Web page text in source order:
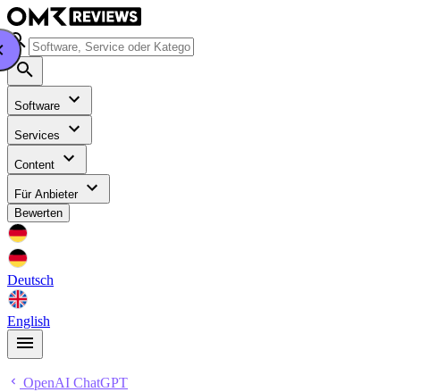
Software
Services
Content
Für Anbieter
Bewerten
Deutsch
English
OpenAI ChatGPT